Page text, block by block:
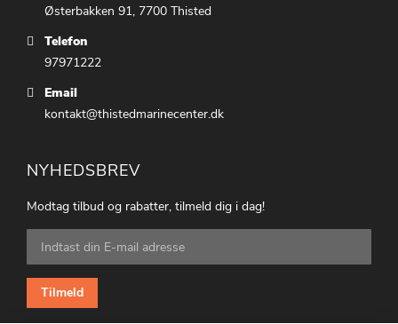
Østerbakken 91, 7700 Thisted
Telefon
97971222
Email
kontakt@thistedmarinecenter.dk
NYHEDSBREV
Modtag tilbud og rabatter, tilmeld dig i dag!
Tilmeld
dig
vores
nyhedsbrev:
Tilmeld